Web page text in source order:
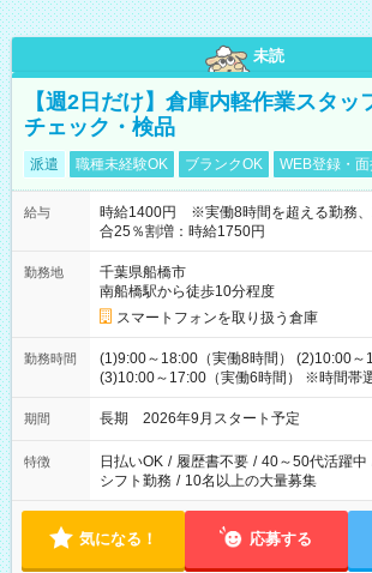
未読
【週2日だけ】倉庫内軽作業スタ
チェック・検品
派遣 職種未経験OK ブランクOK WEB登録・
給与
時給1400円 ※実働8時間を超える勤務、
合25％割増：時給1750円
勤務地
千葉県船橋市
南船橋駅から徒歩10分程度
スマートフォンを取り扱う倉庫
勤務時間
(1)9:00～18:00（実働8時間） (2)10:00～
(3)10:00～17:00（実働6時間） ※時間帯
期間 長期 2026年9月スタート予定
特徴 日払いOK / 履歴書不要 / 40～50代活躍中
シフト勤務 / 10名以上の大量募集
気になる！ 応募する